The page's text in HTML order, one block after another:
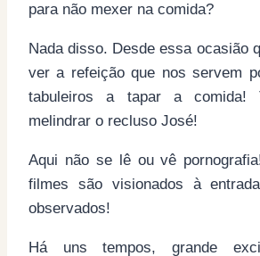
para não mexer na comida?
Nada disso. Desde essa ocasião
ver a refeição que nos servem
tabuleiros a tapar a comida!
melindrar o recluso José!
Aqui não se lê ou vê
filmes são visionados à
observados!
Há uns tempos, grande